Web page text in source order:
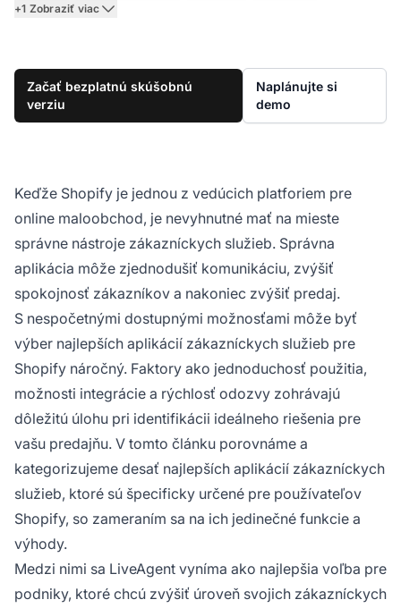
+1 Zobraziť viac
Začať bezplatnú skúšobnú
verziu
Naplánujte si
demo
Keďže Shopify je jednou z vedúcich platforiem pre
online maloobchod, je nevyhnutné mať na mieste
správne nástroje zákazníckych služieb. Správna
aplikácia môže zjednodušiť komunikáciu, zvýšiť
spokojnosť zákazníkov a nakoniec zvýšiť predaj.
S nespočetnými dostupnými možnosťami môže byť
výber najlepších aplikácií zákazníckych služieb pre
Shopify náročný. Faktory ako jednoduchosť použitia,
možnosti integrácie a rýchlosť odozvy zohrávajú
dôležitú úlohu pri identifikácii ideálneho riešenia pre
vašu predajňu. V tomto článku porovnáme a
kategorizujeme desať najlepších aplikácií zákazníckych
služieb, ktoré sú špecificky určené pre používateľov
Shopify, so zameraním sa na ich jedinečné funkcie a
výhody.
Medzi nimi sa LiveAgent vyníma ako najlepšia voľba pre
podniky, ktoré chcú zvýšiť úroveň svojich zákazníckych